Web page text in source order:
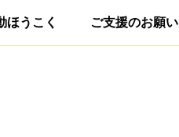
ほうこく ご支援のお願い